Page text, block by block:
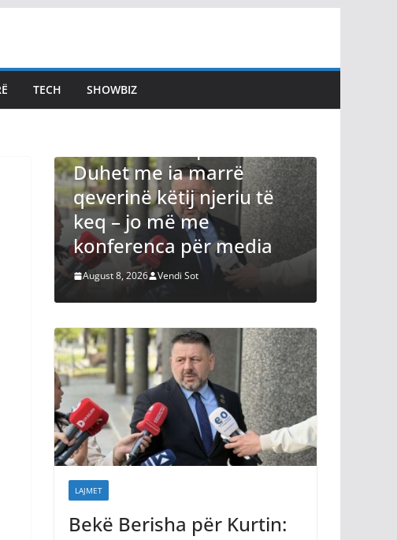
TECH SHOWBIZ
marrë
njeriu të
media
konstituim të Kuvendit,
Bedri Hamza nuk e
përjashton mundësinë
për protesta
August 8, 2026
LAJMET
Bekë Berisha për Kurtin: